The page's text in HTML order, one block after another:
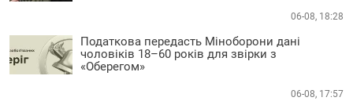
06-08, 18:28
Податкова передасть Міноборони дані
чоловіків 18–60 років для звірки з
«Оберегом»
06-08, 17:57